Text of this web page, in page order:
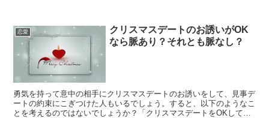
恋愛
クリスマスデートのお誘いがOK
なら脈あり？それとも脈なし？
勇気を持って意中の相手にクリスマスデートのお誘いをして、見事デ
ートの約束にこぎつけた人もいるでしょう。すると、以下のようなこ
とを考えるのではないでしょうか？「クリスマスデートをOKしてく